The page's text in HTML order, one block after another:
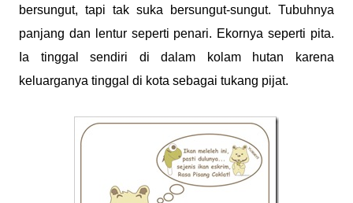
bersungut, tapi tak suka bersungut-sungut. Tubuhnya
panjang dan lentur seperti penari. Ekornya seperti pita.
Ia tinggal sendiri di dalam kolam hutan karena
keluarganya tinggal di kota sebagai tukang pijat.